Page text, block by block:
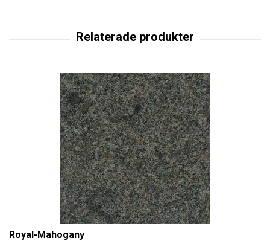
Royal-Mahogany